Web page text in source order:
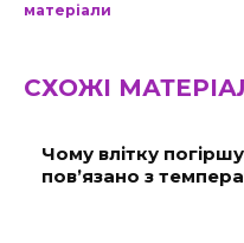
матеріали
СХОЖІ
Чому влітку
пов’язано з